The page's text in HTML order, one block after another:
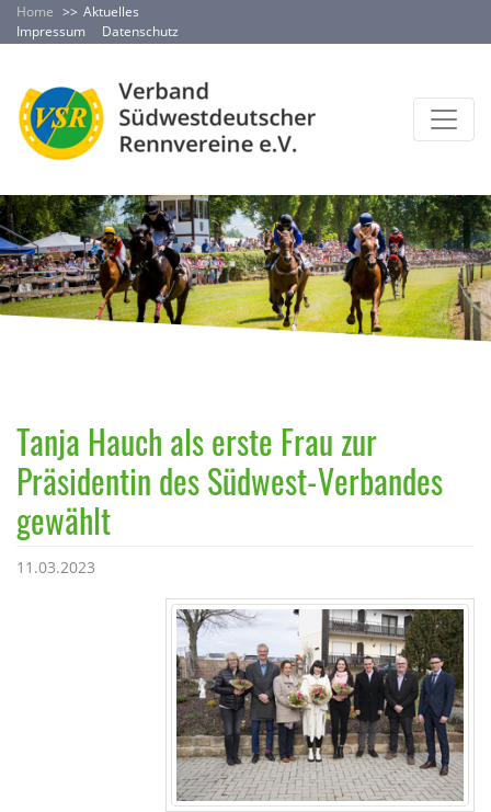
Home
Aktuelles
Impressum
Datenschutz
Tanja Hauch als erste Frau zur
Präsidentin des Südwest-Verbandes
gewählt
11.03.2023